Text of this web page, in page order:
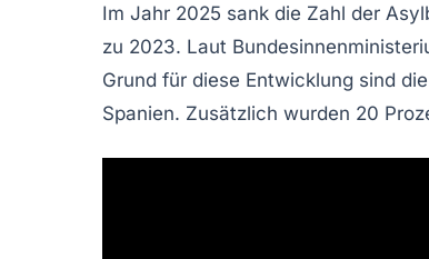
Im Jahr 2025 sank die Zahl der
zu 2023. Laut
Grund für diese Entwicklung sind
Spanien. Zusätzlich wurden 20